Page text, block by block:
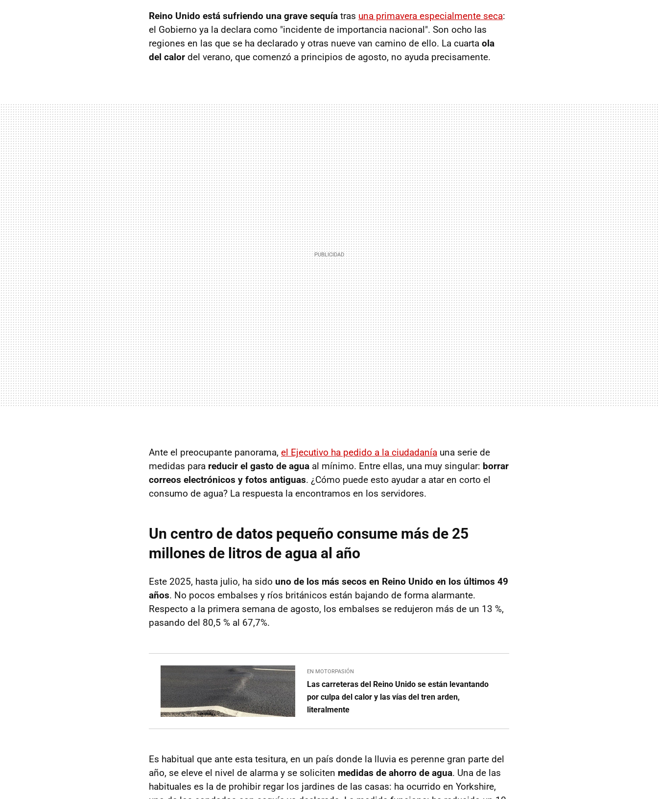
Reino Unido está sufriendo una grave sequía tras una primavera especialmente seca:
el Gobierno ya la declara como "incidente de importancia nacional". Son ocho las
regiones en las que se ha declarado y otras nueve van camino de ello. La cuarta ola
del calor del verano, que comenzó a principios de agosto, no ayuda precisamente.
Ante el preocupante panorama, el Ejecutivo ha pedido a la ciudadanía una serie de
medidas para reducir el gasto de agua al mínimo. Entre ellas, una muy singular: borrar
correos electrónicos y fotos antiguas. ¿Cómo puede esto ayudar a atar en corto el
consumo de agua? La respuesta la encontramos en los servidores.
Un centro de datos pequeño consume más de 25
millones de litros de agua al año
Este 2025, hasta julio, ha sido uno de los más secos en Reino Unido en los últimos 49
años. No pocos embalses y ríos británicos están bajando de forma alarmante.
Respecto a la primera semana de agosto, los embalses se redujeron más de un 13 %,
pasando del 80,5 % al 67,7%.
EN MOTORPASIÓN
Las carreteras del Reino Unido se están levantando
por culpa del calor y las vías del tren arden,
literalmente
Es habitual que ante esta tesitura, en un país donde la lluvia es perenne gran parte del
año, se eleve el nivel de alarma y se soliciten medidas de ahorro de agua. Una de las
habituales es la de prohibir regar los jardines de las casas: ha ocurrido en Yorkshire,